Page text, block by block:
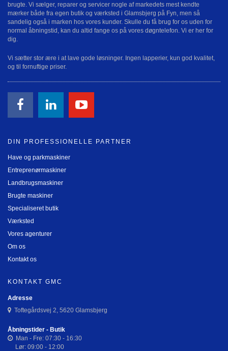
brugte. Vi sælger, reparer og servicer nogle af markedets mest kendte
mærker både fra egen butik og værksted i Glamsbjerg på Fyn, men så
sandelig også i marken hos vores kunder. Skulle du få brug for os uden for
normal åbningstid, kan du altid fange os på vores døgntelefon. Vi er her for
dig.
Vi sætter stor ære i at lave gode løsninger. Ingen lapperier, kun god kvalitet,
og til fornuftige priser.
DIN PROFESSIONELLE PARTNER
Have og parkmaskiner
Entreprenørmaskiner
Landbrugsmaskiner
Brugte maskiner
Specialiseret butik
Værksted
Vores agenturer
Om os
Kontakt os
KONTAKT GMC
Adresse
Toftegårdsvej 2, 5620 Glamsbjerg
Åbningstider - Butik
Man - Fre: 07:30 - 16:30
Lør: 09:00 - 12:00